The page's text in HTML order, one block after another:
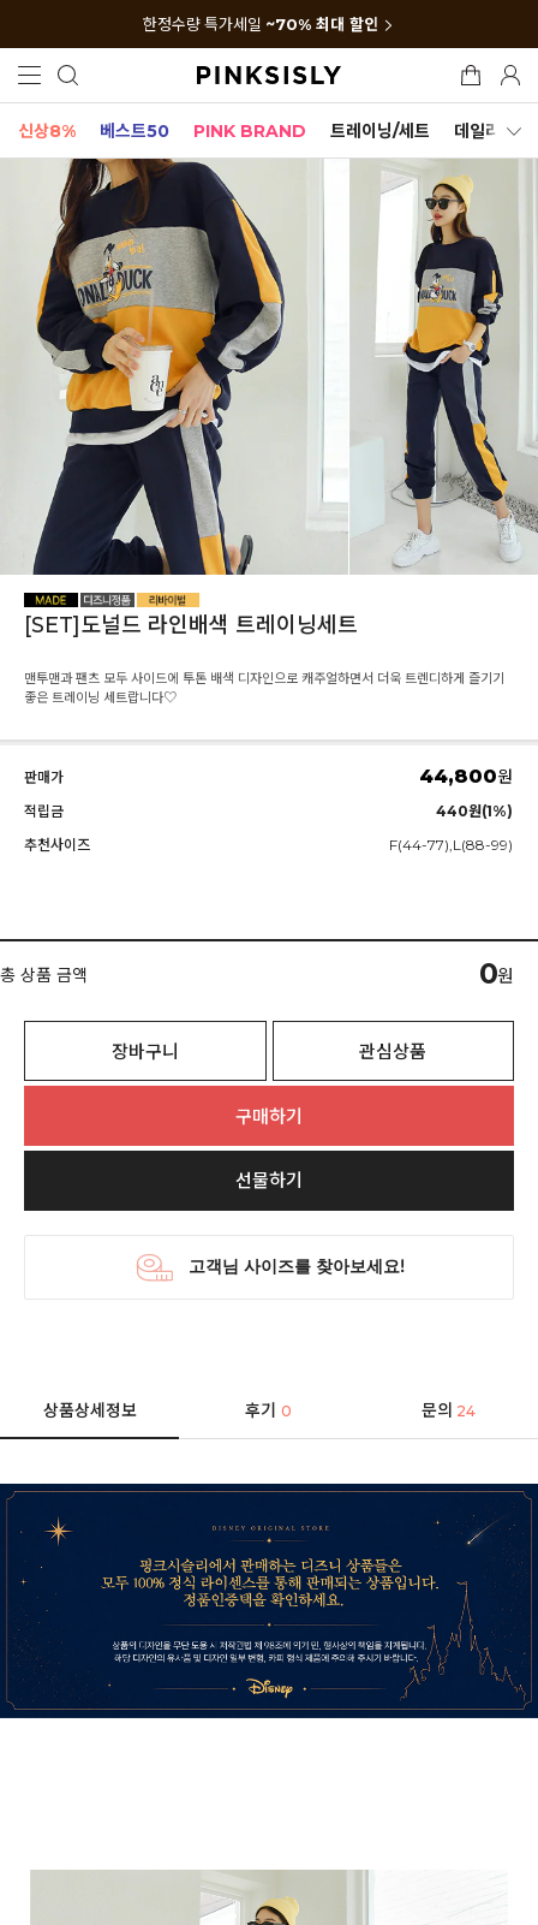
한정수량 특가세일 ~70% 최대 할인
신상8% 베스트50 PINK BRAND 트레이닝/세트 데일리세트
[SET]도널드 라인배색 트레이닝세트
맨투맨과 팬츠 모두 사이드에 투톤 배색 디자인으로 캐주얼하면서 더욱 트렌디하게 즐기기
좋은 트레이닝 세트랍니다♡
판매가 44,800원
적립금
440원(1%)
추천사이즈
F(44-77),L(88-99)
총 상품 금액 0원
장바구니 관심상품
구매하기
선물하기
상품상세정보 후기0 문의 24